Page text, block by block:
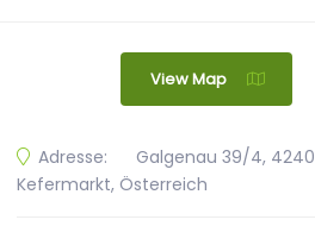
View Map
Adresse:
Galgenau 39/4, 4240
Kefermarkt, Österreich